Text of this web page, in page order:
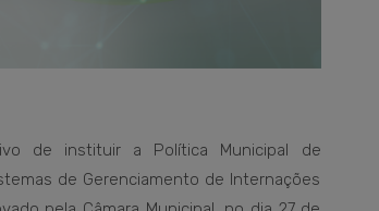
de instituir a Política Municipal de
de Gerenciamento de Internações